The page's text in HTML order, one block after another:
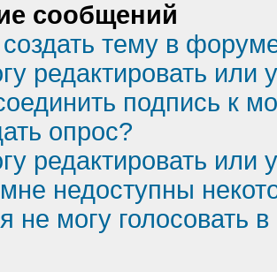
сообщений
тему в
редактировать или
подпись к
опрос?
редактировать или
недоступны
не могу голосовать